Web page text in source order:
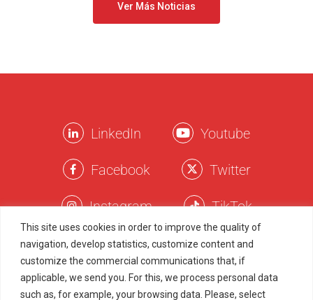
This site uses cookies in order to improve the quality of
navigation, develop statistics, customize content and
customize the commercial communications that, if
applicable, we send you. For this, we process personal data
such as, for example, your browsing data. Please, select
Ver Más Noticias
LinkedIn Youtube
Facebook Twitter
Instagram TikTok
Términos Legales
Política de Privacidad